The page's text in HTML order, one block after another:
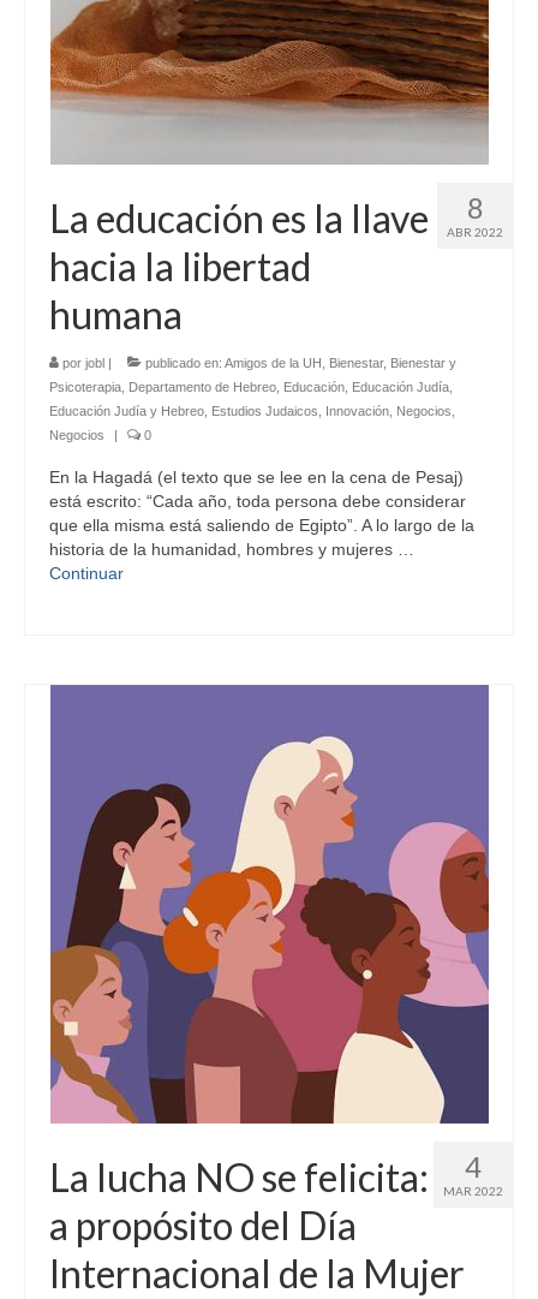
8
ABR 2022
La educación es la llave
hacia la libertad
humana
por jobl | publicado en: Amigos de la UH Bienestar, Bienestar y
Psicoterapia Departamento de Hebreo Educación Educación Judía
Educación Judía y Hebreo Estudios Judaicos Innovación Negocios
Negocios
| 0
En la Hagadá (el texto que se lee en la cena de Pesaj)
está escrito: “Cada año, toda persona debe considerar
que ella misma está saliendo de Egipto”. A lo largo de la
historia de la humanidad, hombres y mujeres …
Continuar
4
MAR 2022
La lucha NO se felicita:
a propósito del Día
Internacional de la Mujer